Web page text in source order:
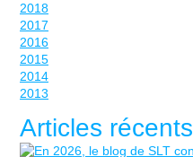
2018
2017
2016
2015
2014
2013
Articles récents